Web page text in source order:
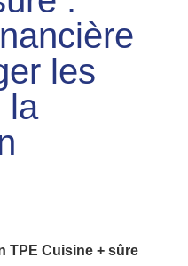
les
la
TPE Cuisine + sûre